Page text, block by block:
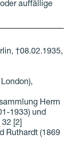
auffällige
†08.02.1935,
Herrn
1933) und
[2]
Ruthardt (1869